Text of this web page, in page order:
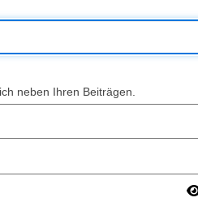
neben Ihren Beiträgen.